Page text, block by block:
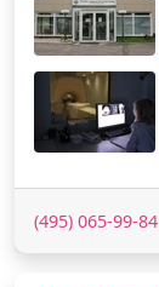
(495) 065-99-84